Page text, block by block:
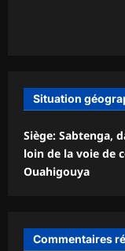
Situation
Siège: Sabtenga,
loin de la voie de
Ouahigouya
Commentaires